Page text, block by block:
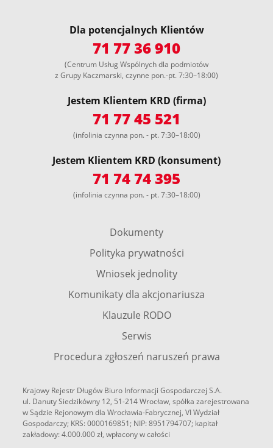
Dla potencjalnych Klientów
71 77 36 910
(Centrum Usług Wspólnych dla podmiotów
z Grupy Kaczmarski, czynne pon.-pt. 7:30–18:00)
Jestem Klientem KRD (firma)
71 77 45 521
(infolinia czynna pon. - pt. 7:30–18:00)
Jestem Klientem KRD (konsument)
71 74 74 395
(infolinia czynna pon. - pt. 7:30–18:00)
Dokumenty
Polityka prywatności
Wniosek jednolity
Komunikaty dla akcjonariusza
Klauzule RODO
Serwis
Procedura zgłoszeń naruszeń prawa
Krajowy Rejestr Długów Biuro Informacji Gospodarczej S.A.
ul. Danuty Siedzikówny 12, 51-214 Wrocław, spółka zarejestrowana
w Sądzie Rejonowym dla Wrocławia-Fabrycznej, VI Wydział
Gospodarczy; KRS: 0000169851; NIP: 8951794707; kapitał
zakładowy: 4.000.000 zł, wpłacony w całości